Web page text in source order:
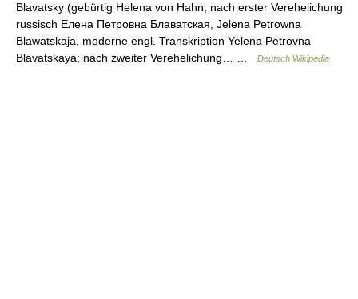
Blavatsky (gebürtig Helena von Hahn; nach erster Verehelichung
russisch Елена Петровна Блаватская, Jelena Petrowna
Blawatskaja, moderne engl. Transkription Yelena Petrovna
Blavatskaya; nach zweiter Verehelichung… …
Deutsch Wikipedia